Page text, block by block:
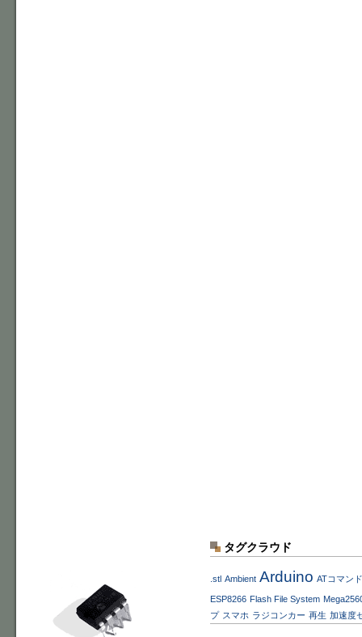
タグクラウド
.stl Ambient Arduino ATコマンド
ESP8266 Flash File System
プ スマホ ラジコンカー 再生 加速度